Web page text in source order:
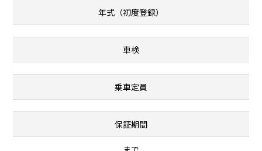
年式（初度登録）
車検
乗車定員
保証期間